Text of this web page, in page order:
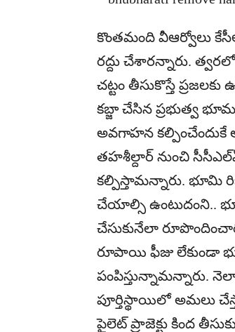
కొంతమంది వీఆర్వోలు
రద్దు చేశారన్నారు.
చట్టం తీసుకొస్తే
కబ్జా చేసిన ప్రభుత్వ
అవగాహన కల్పించేందుకే
తహశీల్దార్‌ నుంచి
కల్పిస్తామన్నారు. భూమి
చేయాల్సి ఉంటుదంని..
చేసుకునేలా
రూపాయి ఫీజు లేకుండా
పంపిస్తున్నామన్నారు.
పూర్తిస్థాయిలో అమలు
పైలెట్‌ ప్రాజెక్టు కింద